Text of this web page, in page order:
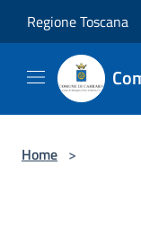
Regione Toscana
Home >